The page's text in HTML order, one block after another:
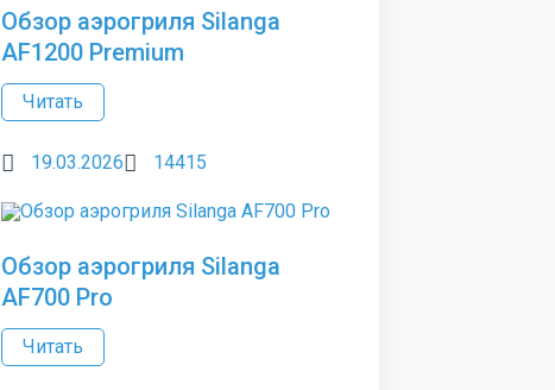
Обзор аэрогриля Silanga
AF1200 Premium
Читать
19.03.2026 14415
Обзор аэрогриля Silanga
AF700 Pro
Читать